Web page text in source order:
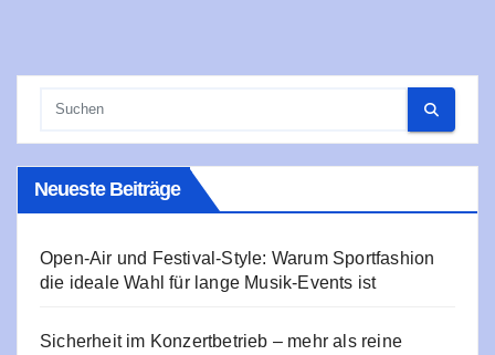
Neueste Beiträge
Open-Air und Festival-Style: Warum Sportfashion
die ideale Wahl für lange Musik-Events ist
Sicherheit im Konzertbetrieb – mehr als reine